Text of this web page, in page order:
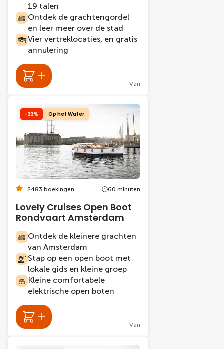
19 talen
Ontdek de grachtengordel
en leer meer over de stad
Vier vertreklocaties, en gratis
annulering
Van
-33% Op het Water
2483 boekingen 60 minuten
Lovely Cruises Open Boot
Rondvaart Amsterdam
Ontdek de kleinere grachten
van Amsterdam
Stap op een open boot met
lokale gids en kleine groep
Kleine comfortabele
elektrische open boten
Van